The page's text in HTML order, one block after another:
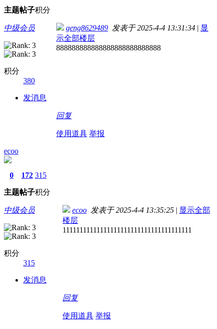
主题帖子积分
中级会员
积分
380
发消息
geng8629489 发表于 2025-4-4 13:31:34 | 显
示全部楼层
888888888888888888888888888
回复
使用道具 举报
ecoo
0
主题
172
帖子
315
积分
中级会员
积分
315
发消息
ecoo 发表于 2025-4-4 13:35:25 | 显示全部
楼层
11111111111111111111111111111111111111
回复
使用道具 举报